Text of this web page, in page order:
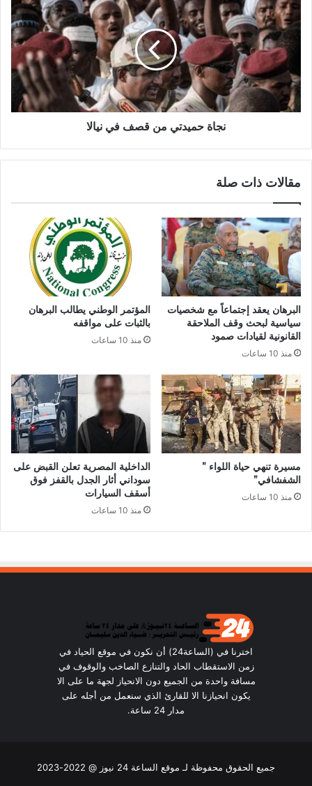
حميدتي
من
قصف
نجاة حميدتي من قصف في نيالا
مقالات ذات صلة
البرهان يعقد إجتماعاً مع شخصيات
سياسية لبحث وقف الملاحقة
القانونية لقيادات صمود
منذ 10 ساعات
المؤتمر الوطني يطالب البرهان
بالثبات على مواقفه
منذ 10 ساعات
مسيرة تنهي حياة اللواء ”
الشفشافي”
منذ 10 ساعات
الداخلية المصرية تعلن القبض على
سوداني أثار الجدل بالقفز فوق
أسقف السيارات
منذ 10 ساعات
اخترنا في (الساعة24) أن نكون في موقع الحياد في
زمن الاستقطاب الحاد والتنازع الصاخب والوقوف في
مسافة واحدة من الجميع دون الانحياز لجهة ما على الا
يكون انحيازنا الا للقارئ الذي سنعمل من أجله على
مدار 24 ساعة.
جميع الحقوق محفوظة لـ موقع الساعة 24 نيوز @ 2022-2023